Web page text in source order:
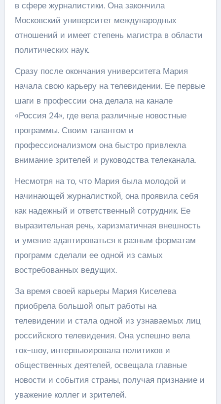
в сфере журналистики. Она закончила
Московский университет международных
отношений и имеет степень магистра в области
политических наук.
Сразу после окончания университета Мария
начала свою карьеру на телевидении. Ее первые
шаги в профессии она делала на канале
«Россия 24», где вела различные новостные
программы. Своим талантом и
профессионализмом она быстро привлекла
внимание зрителей и руководства телеканала.
Несмотря на то, что Мария была молодой и
начинающей журналисткой, она проявила себя
как надежный и ответственный сотрудник. Ее
выразительная речь, харизматичная внешность
и умение адаптироваться к разным форматам
программ сделали ее одной из самых
востребованных ведущих.
За время своей карьеры Мария Киселева
приобрела большой опыт работы на
телевидении и стала одной из узнаваемых лиц
российского телевидения. Она успешно вела
ток-шоу, интервьюировала политиков и
общественных деятелей, освещала главные
новости и события страны, получая признание и
уважение коллег и зрителей.